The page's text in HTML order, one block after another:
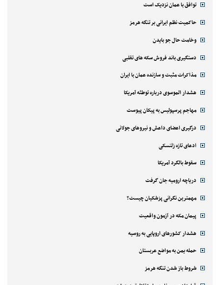
توافق با عمان نزدیک است
حاکمیت نظم ایرانی بر تنگه هرمز
وخامت حال جو بایدن
دستگیری باند فروش سکه های تقلبی
مذاکرات مثبت و سازنده عمان با ایران
هشدار الموسوی درباره توطئه آمریکا
مهاجم پرسپولیس به پیکان پیوست
درگیری اعضای داعش و نیروهای جولانی
ادعای تازه زلنسکی
سقوط بالگرد آمریکا
دریاچه ارومیه جان گرفت
مهمترین نگرانی پزشکیان چیست؟
پیمان مکه در آزمون واقعیت
هشدار کشورهای اروپایی به روسیه
حمله یمن به مواضع عربستان
شروط باز شدن تنگه هرمز